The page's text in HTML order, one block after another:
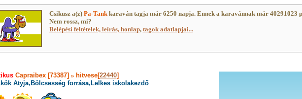
Csikusz a(z) Pa-Tankkaraván tagja már 6250 napja. Ennek a karavánnak már 40291023
Nem rossz, mi?
Belépési feltételek, leírás, honlap, tagok adatlapjai...
Capraibex [73387] » hitvese[22440]
Atyja,Bölcsesség forrása,Lelkes iskolakezdő